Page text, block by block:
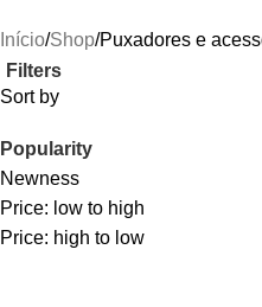
Início Shop Puxadores e
Filters
Sort by
Popularity
Newness
Price: low to high
Price: high to low